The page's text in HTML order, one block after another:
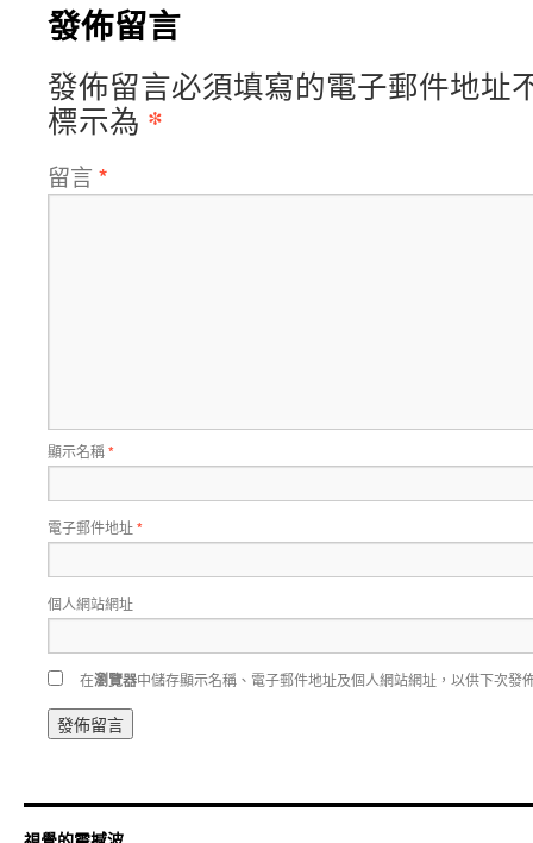
發佈留言
發佈留言必須填寫的電子郵件地址
標示為 *
留言 *
顯示名稱*
電子郵件地址*
個人網站網址
在瀏覽器中儲存顯示名稱、電子郵件地址及個人網站網址，以供下次發